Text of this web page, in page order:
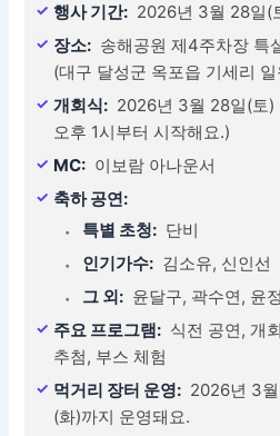
행사 기간: 2026년 3월 28일(
장소: 송해공원 제4주차장 특
(대구 달성군 옥포읍 기세리 일
개회식: 2026년 3월 28일(토)
오후 1시부터 시작해요.)
MC: 이보람 아나운서
축하 공연:
특별 초청: 단비
인기가수: 김소유, 신인선
그 외: 윤달구, 곽수연, 윤
주요 프로그램: 식전 공연, 개
추첨, 부스 체험
먹거리 장터 운영: 2026년 3
(화)까지 운영돼요.